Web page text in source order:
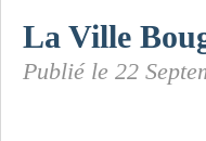
La Ville
Publié le 22